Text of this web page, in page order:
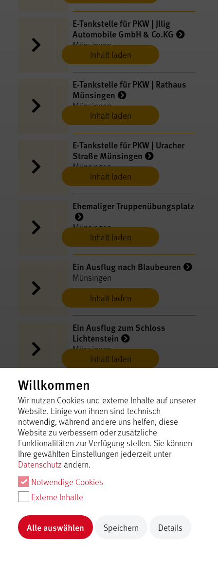
Inhalt laden
E-​Tankstelle für PKW | Jllig
Automobile GmbH & Co.KG
Münsingen
Inhalt laden
E-​Tankstelle für PKW | Rathaus
Münsingen
Münsingen
Inhalt laden
E-​Tankstelle für PKW | Uracher
Straße Münsingen
Münsingen
Inhalt laden
Ehemaliger Truppenübungsplatz
Münsingen
Inhalt laden
Ein Ausflug nach Blaubeuren
Münsingen
Inhalt laden
Ein Ausflug zum Schloss
Lichtenstein
Münsingen
Inhalt laden
Ein Frühlingstag in Münsingen
Münsingen
Inhalt laden
Ein Gruppentag in Münsingen
Münsingen
Münsingen
Willkommen
Wir nutzen Cookies und externe Inhalte auf unserer
Website. Einige von ihnen sind technisch
notwendig, während andere uns helfen, diese
Website zu verbessern oder zusätzliche
Funktionalitäten zur Verfügung stellen. Sie können
Ihre gewählten Einstellungen jederzeit unter
Datenschutz ändern.
Notwendige Cookies
Externe Inhalte
Alle auswählen Speichern Details